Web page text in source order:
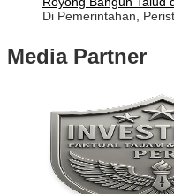
Di Pemerintahan,
Media Partner